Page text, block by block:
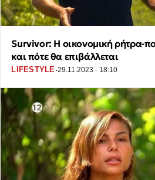
Survivor: Η οικονομική ρήτρα-
και πότε θα επιβάλλεται
LIFESTYLE·29.11.2023 - 18:10